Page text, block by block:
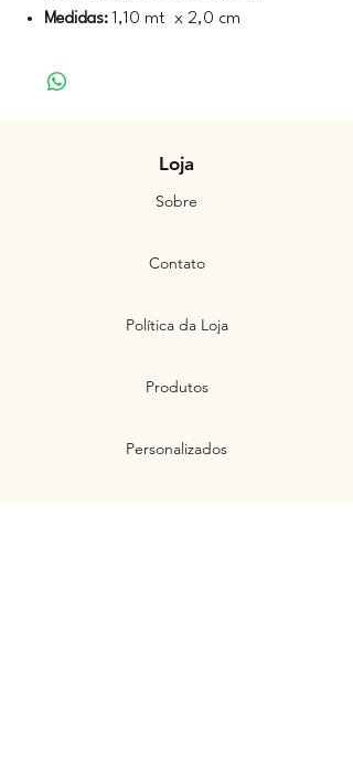
Medidas: 1,10 mt x 2,0 cm
Loja
Sobre
Contato
Política da Loja
Produtos
Personalizados